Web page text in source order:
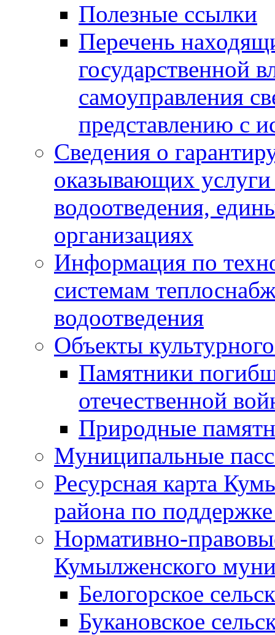
Полезные ссылки
Перечень
государственной
самоуправления
представлению с
Сведения о
оказывающих
водоотведения,
организациях
Информация по
системам
водоотведения
Объекты
Памятники
отечественной
Природные
Муниципальные
Ресурсная карта
района по
Нормативно-
Кумылженского
Белогорское
Букановское